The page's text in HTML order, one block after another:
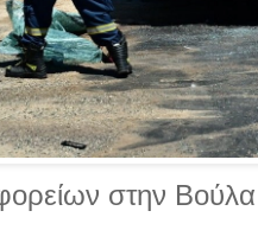
στην Βούλα